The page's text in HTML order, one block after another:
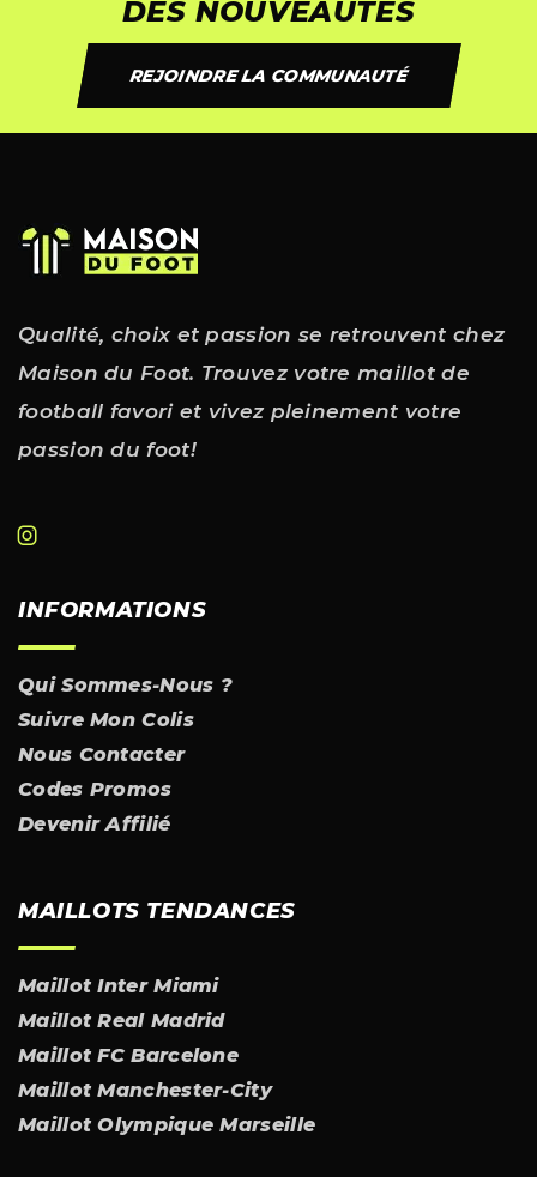
DES NOUVEAUTÉS
REJOINDRE LA COMMUNAUTÉ
Qualité, choix et passion se retrouvent chez
Maison du Foot. Trouvez votre maillot de
football favori et vivez pleinement votre
passion du foot!
INFORMATIONS
Qui Sommes-Nous ?
Suivre Mon Colis
Nous Contacter
Codes Promos
Devenir Affilié
MAILLOTS TENDANCES
Maillot Inter Miami
Maillot Real Madrid
Maillot FC Barcelone
Maillot Manchester-City
Maillot Olympique Marseille